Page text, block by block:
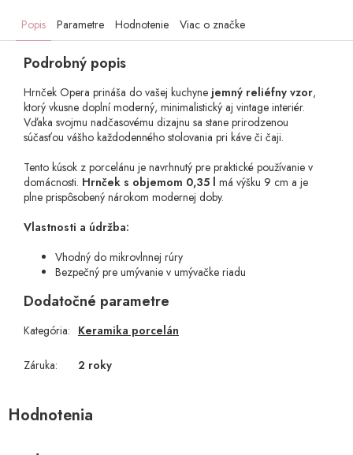
Popis Parametre Hodnotenie Viac o značke
Podrobný popis
Hrnček Opera prináša do vašej kuchyne jemný reliéfny vzor,
ktorý vkusne doplní moderný, minimalistický aj vintage interiér.
Vďaka svojmu nadčasovému dizajnu sa stane prirodzenou
súčasťou vášho každodenného stolovania pri káve či čaji.
Tento kúsok z porcelánu je navrhnutý pre praktické používanie v
domácnosti. Hrnček s objemom 0,35 l má výšku 9 cm a je
plne prispôsobený nárokom modernej doby.
Vlastnosti a údržba:
Vhodný do mikrovlnnej rúry
Bezpečný pre umývanie v umývačke riadu
Dodatočné parametre
Kategória: Keramika porcelán
Záruka: 2 roky